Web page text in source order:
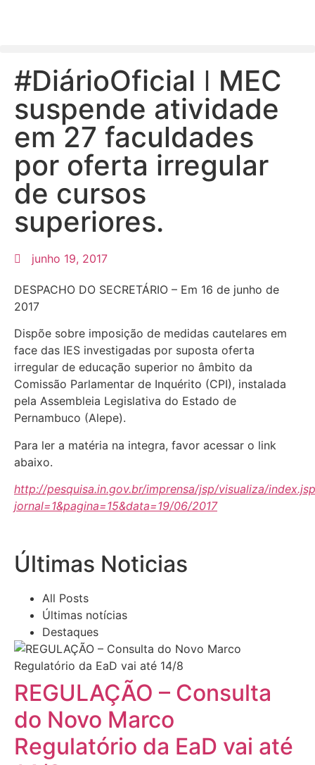
#DiárioOficial ǀ MEC
suspende atividade
em 27 faculdades
por oferta irregular
de cursos
superiores.
junho 19, 2017
DESPACHO DO SECRETÁRIO – Em 16 de junho de
2017
Dispõe sobre imposição de medidas cautelares em
face das IES investigadas por suposta oferta
irregular de educação superior no âmbito da
Comissão Parlamentar de Inquérito (CPI), instalada
pela Assembleia Legislativa do Estado de
Pernambuco (Alepe).
Para ler a matéria na integra, favor acessar o link
abaixo.
http://pesquisa.in.gov.br/imprensa/jsp/visualiza/
jornal=1&pagina=15&data=19/06/2017
Últimas Noticias
All Posts
Últimas notícias
Destaques
REGULAÇÃO – Consulta
do Novo Marco
Regulatório da EaD vai até